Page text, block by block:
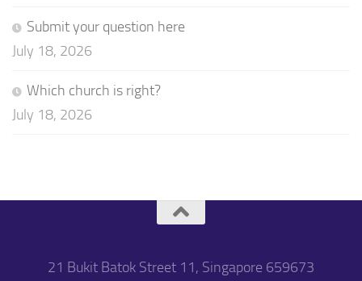
Submit your question here
July 18, 2026
Which church is right?
July 18, 2026
21 Bukit Batok Street 11, Singapore 659673